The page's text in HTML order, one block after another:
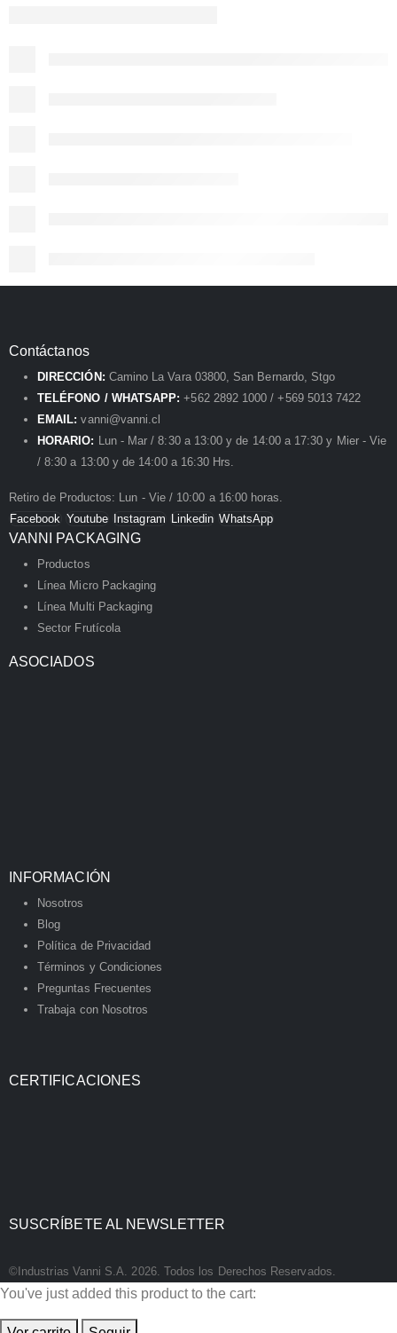
Contáctanos
DIRECCIÓN: Camino La Vara 03800, San Bernardo, Stgo
TELÉFONO / WHATSAPP: +562 2892 1000 / +569 5013 7422
EMAIL: vanni@vanni.cl
HORARIO: Lun - Mar / 8:30 a 13:00 y de 14:00 a 17:30 y Mier - Vie
/ 8:30 a 13:00 y de 14:00 a 16:30 Hrs.
Retiro de Productos: Lun - Vie / 10:00 a 16:00 horas.
Facebook Youtube Instagram Linkedin WhatsApp
VANNI PACKAGING
Productos
Línea Micro Packaging
Línea Multi Packaging
Sector Frutícola
ASOCIADOS
INFORMACIÓN
Nosotros
Blog
Política de Privacidad
Términos y Condiciones
Preguntas Frecuentes
Trabaja con Nosotros
CERTIFICACIONES
SUSCRÍBETE AL NEWSLETTER
©Industrias Vanni S.A. 2026. Todos los Derechos Reservados.
You've just added this product to the cart: